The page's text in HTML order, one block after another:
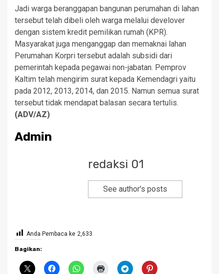
Jadi warga beranggapan bangunan perumahan di lahan
tersebut telah dibeli oleh warga melalui develover
dengan sistem kredit pemilikan rumah (KPR).
Masyarakat juga menganggap dan memaknai lahan
Perumahan Korpri tersebut adalah subsidi dari
pemerintah kepada pegawai non-jabatan. Pemprov
Kaltim telah mengirim surat kepada Kemendagri yaitu
pada 2012, 2013, 2014, dan 2015. Namun semua surat
tersebut tidak mendapat balasan secara tertulis.
(ADV/AZ)
Admin
redaksi 01
See author's posts
Anda Pembaca ke 2,633
Bagikan: